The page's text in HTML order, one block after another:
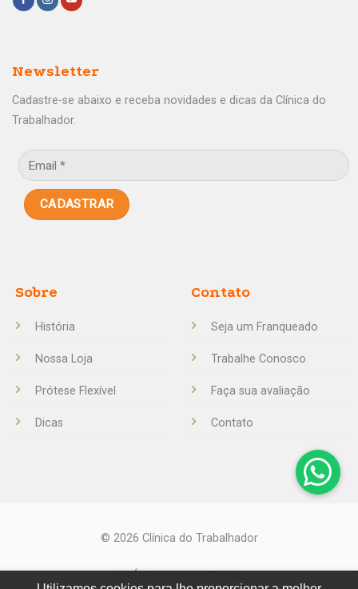
Sobre
História
Nossa Loja
Prótese Flexível
Dicas
Contato
Seja um Franqueado
Trabalhe Conosco
Faça sua avaliação
Contato
Newsletter
Cadastre-se abaixo e receba novidades e dicas da Clínica do
Trabalhador.
© 2026 Clínica do Trabalhador